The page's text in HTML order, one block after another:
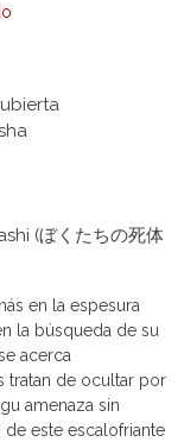
(ぼくたちの死体
en la espesura
la búsqueda de su
acerca
tratan de ocultar por
amenaza sin
este escalofriante